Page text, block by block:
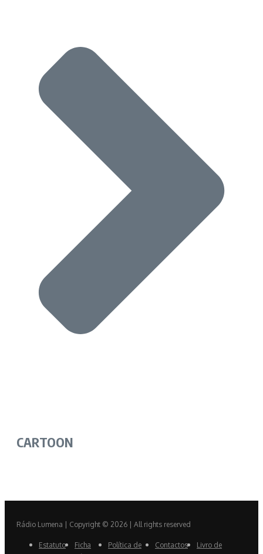
CARTOON
Rádio Lumena | Copyright © 2026 | All rights reserved
Estatuto
Ficha
Política de
Contactos
Livro de